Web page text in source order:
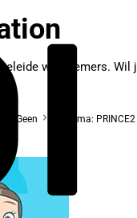
werknemers.
Geen Diploma: PRINCE2